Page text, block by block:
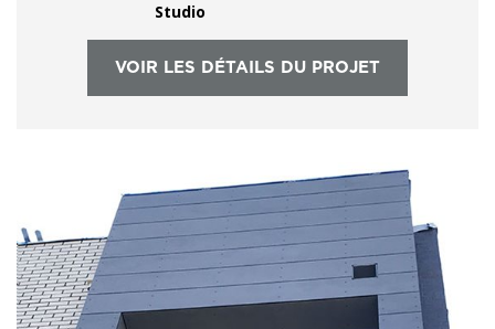
Studio
VOIR LES DÉTAILS DU PROJET